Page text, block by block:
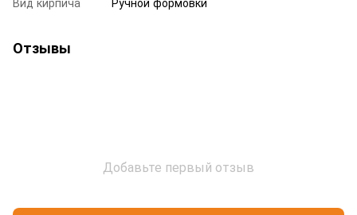
Отзывы
Добавьте первый отзыв